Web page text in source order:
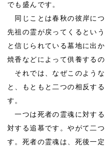
でも盛んです。
同じことは春秋の彼岸につ
先祖の霊が戻ってくるとい
と信じられている墓地に出
焼香などによって供養するの
それでは、なぜこのよう
と、もともと二つの相反す
す。
一つは死者の霊魂に対す
対する追慕です。やがて二
す。死者の霊魂は、死後一